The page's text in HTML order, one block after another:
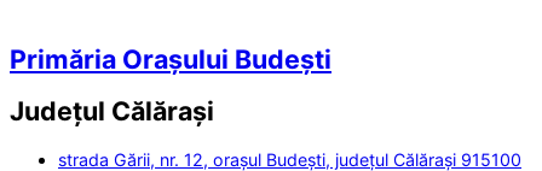
Primăria Orașului Budești
Județul Călărași
strada Gării, nr. 12, orașul Budești, județul Călărași 915100